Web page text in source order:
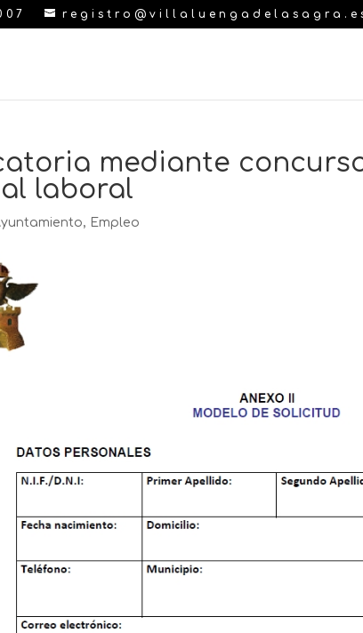
mediante
laboral
, Empleo